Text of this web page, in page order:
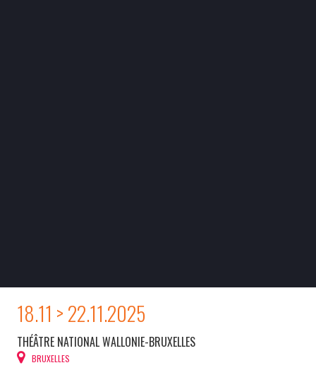
18.11 > 22.11.2025
THÉÂTRE NATIONAL WALLONIE-BRUXELLES
BRUXELLES